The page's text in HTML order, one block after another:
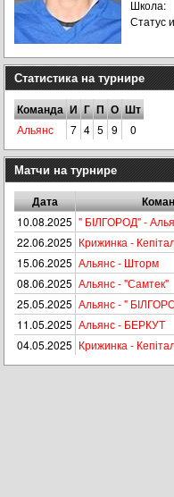
Школа:
Статус
Статистика на турнире
Команда И Г П О Шт
Альянс 7 4 5 9 0
Матчи на турнире
Дата
10.08.2025 " БІЛГОРОД" -
22.06.2025 Крижинка -
15.06.2025 Альянс - Шторм
08.06.2025 Альянс - "Самтек"
25.05.2025 Альянс - "
11.05.2025 Альянс - БЕРКУТ
04.05.2025 Крижинка -